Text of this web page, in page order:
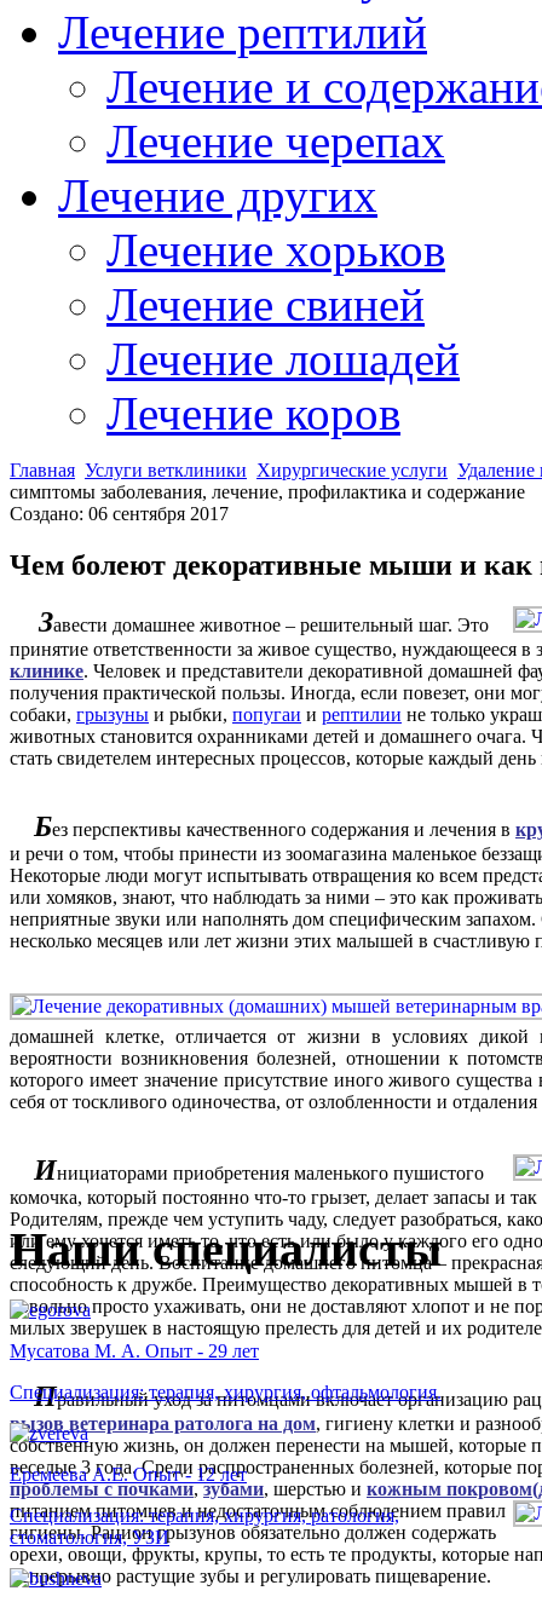
Лечение рептилий
Лечение и
Лечение черепах
Лечение других
Лечение хорьков
Лечение свиней
Лечение лошадей
Лечение коров
Главная Услуги ветклиники Хирургические услуги Удаление
симптомы заболевания, лечение, профилактика и содержание
Создано: 06 сентября 2017
Чем болеют декоративные мыши и как
Завести домашнее животное – решительный шаг. Это
принятие ответственности за живое существо, нуждающееся
клинике. Человек и представители декоративной домашней
получения практической пользы. Иногда, если повезет, они
собаки, грызуны и рыбки, попугаи и рептилии не только
животных становится охранниками детей и домашнего
стать свидетелем интересных процессов, которые каждый
Без перспективы качественного содержания и лечения в
и речи о том, чтобы принести из зоомагазина маленькое
Некоторые люди могут испытывать отвращения ко всем
или хомяков, знают, что наблюдать за ними – это как
неприятные звуки или наполнять дом специфическим
несколько месяцев или лет жизни этих малышей в счастливую
домашней клетке, отличается от жизни в условиях
вероятности возникновения болезней, отношении к
которого имеет значение присутствие иного живого
себя от тоскливого одиночества, от озлобленности и
Инициаторами приобретения маленького пушистого
комочка, который постоянно что-то грызет, делает запасы и
Родителям, прежде чем уступить чаду, следует разобраться,
или ему хочется иметь то, что есть или было у каждого его
следующий день. Воспитание домашнего питомца –
способность к дружбе. Преимущество декоративных мышей в
довольно просто ухаживать, они не доставляют хлопот и не
милых зверушек в настоящую прелесть для детей и их
Правильный уход за питомцами включает организацию
вызов ветеринара ратолога на дом, гигиену клетки и
собственную жизнь, он должен перенести на мышей, которые
веселые 3 года. Среди распространенных болезней, которые
проблемы с почками,зубами, шерстью и кожным
питанием питомцев и недостаточным соблюдением правил
гигиены. Рацион грызунов обязательно должен содержать
орехи, овощи, фрукты, крупы, то есть те продукты, которые
непрерывно растущие зубы и регулировать пищеварение.
Наши специалисты
Мусатова М. А. Опыт - 29 лет
Специализация: терапия, хирургия, офтальмология.
Еремеева А.Е. Опыт - 12 лет
Специализация: терапия, хирургия, ратология,
стоматология, УЗИ